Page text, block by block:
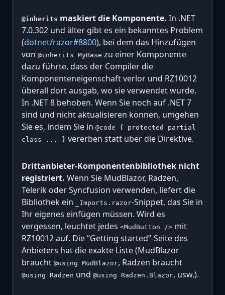
@inherits maskiert die Komponente. In .NET
7.0.302 und älter gibt es ein bekanntes Problem
(dotnet/razor#8800), bei dem das Hinzufügen
von @inherits MyBase zu einer Komponente
dazu führte, dass der Compiler die
Komponenteneigenschaft verlor und RZ10012
überall dort ausgab, wo sie verwendet wurde.
In .NET 8 behoben. Wenn Sie noch auf .NET 7
sind und nicht aktualisieren können, umgehen
Sie es, indem Sie in @code { protected partial
class ... } vererben statt über die Direktive.
Drittanbieter-Komponentenbibliothek nicht
registriert. Wenn Sie MudBlazor, Radzen,
Telerik oder Syncfusion verwenden, liefert die
Bibliothek ein
_Imports.razor-Snippet, das Sie in
Ihr eigenes einfügen müssen. Wird es
vergessen, leuchtet jedes <MudButton /> mit
RZ10012 auf. Die “Getting started”-Seite des
Anbieters hat die exakte Liste (MudBlazor
braucht @using MudBlazor, Radzen braucht
@using Radzen und @using Radzen.Blazor, usw.).